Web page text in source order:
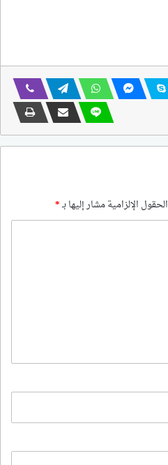
الحقول الإلزامية مشار إليها بـ*